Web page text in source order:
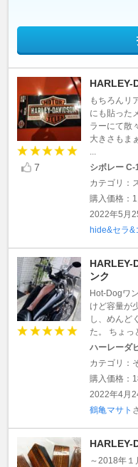
7
HARLEY-
もちろんリ
にも貼った
ラーにて散
大きさもま
シボレー C-
カテゴリ：
購入価格：
2022年5月
hide&セラ&
HARLEY-
ンク
Hot-Dogワ
けど容量が
し、めんど
た。 ちょっ
ハーレーダ
カテゴリ：
購入価格：
2022年4月
鶴亀マサト
HARLEY-
～2018年